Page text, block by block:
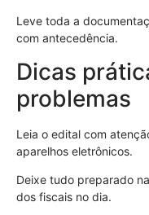
Leve toda a
com antecedência.
Dicas
problemas
Leia o edital com
aparelhos eletrônicos.
Deixe tudo preparado
dos fiscais no dia.